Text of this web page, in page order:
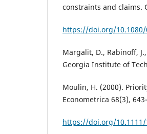
constraints and claims.
https://doi.org/10.1080/
Margalit, D., Rabinoff,
Georgia Institute of
Moulin, H. (2000).
Econometrica 68(3),
https://doi.org/10.1111/